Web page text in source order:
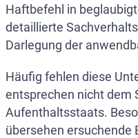
Haftbefehl in
detaillierte
Darlegung der
Häufig fehlen diese
entsprechen nicht dem
Aufenthaltsstaats.
übersehen ersuchende